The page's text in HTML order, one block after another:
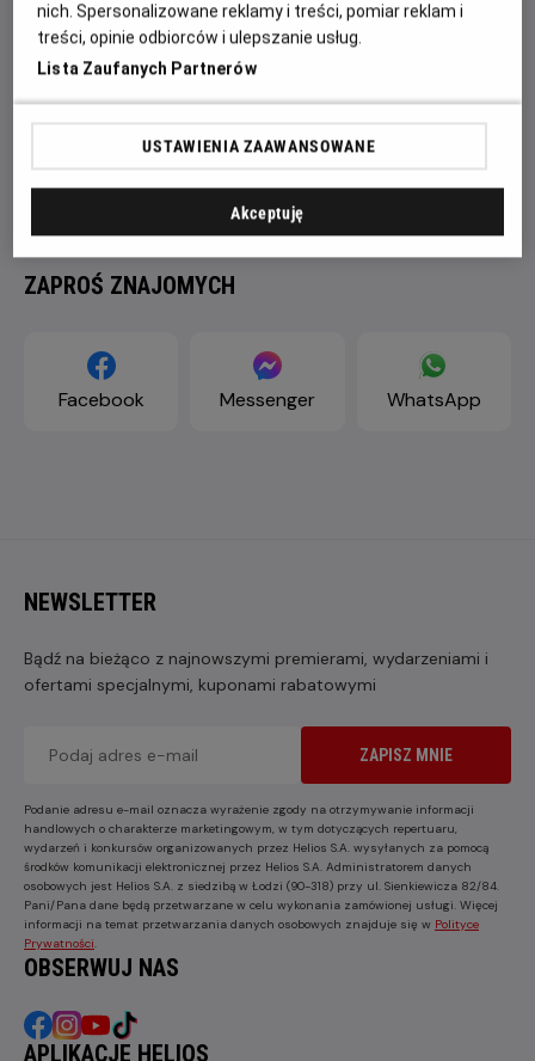
ZAPROŚ ZNAJOMYCH
Facebook Messenger WhatsApp
NEWSLETTER
Bądź na bieżąco z najnowszymi premierami, wydarzeniami i
ofertami specjalnymi, kuponami rabatowymi
ZAPISZ MNIE
Podanie adresu e-mail oznacza wyrażenie zgody na otrzymywanie informacji
handlowych o charakterze marketingowym, w tym dotyczących repertuaru,
wydarzeń i konkursów organizowanych przez Helios S.A. wysyłanych za pomocą
środków komunikacji elektronicznej przez Helios S.A. Administratorem danych
osobowych jest Helios S.A. z siedzibą w Łodzi (90-318) przy ul. Sienkiewicza 82/84.
Pani/Pana dane będą przetwarzane w celu wykonania zamówionej usługi. Więcej
informacji na temat przetwarzania danych osobowych znajduje się w Polityce
Prywatności
OBSERWUJ NAS
APLIKACJE HELIOS
nich. Spersonalizowane reklamy i treści, pomiar reklam i
treści, opinie odbiorców i ulepszanie usług.
Lista Zaufanych Partnerów
USTAWIENIA ZAAWANSOWANE
Akceptuję